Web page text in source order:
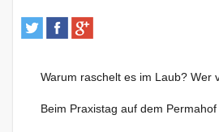
Warum raschelt es im Laub? Wer
Beim Praxistag auf dem